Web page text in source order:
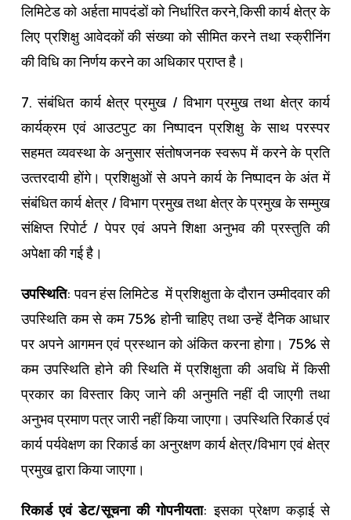
लिमिटेड को अर्हता मापदंडों को निर्धारित करने,किसी कार्य क्षेत्र के
लिए प्रशिक्षु आवेदकों की संख्‍या को सीमित करने तथा स्‍क्रीनिंग
की विधि का निर्णय करने का अधिकार प्राप्‍त है।
7. संबंधित कार्य क्षेत्र प्रमुख / विभाग प्रमुख तथा क्षेत्र कार्य
कार्यक्रम एवं आउटपुट का निष्‍पादन प्रशिक्षु के साथ परस्‍पर
सहमत व्‍यवस्‍था के अनुसार संतोषजनक स्‍वरूप में करने के प्रति
उत्‍तरदायी होंगे। प्रशिक्षुओं से अपने कार्य के निष्‍पादन के अंत में
संबंधित कार्य क्षेत्र / विभाग प्रमुख तथा क्षेत्र के प्रमुख के सम्‍मुख
संक्षिप्‍त रिपोर्ट / पेपर एवं अपने शिक्षा अनुभव की प्रस्‍तुति की
अपेक्षा की गई है।
उपस्थिति: पवन हंस लिमिटेड में प्रशिक्षुता के दौरान उम्‍मीदवार की
उपस्थिति कम से कम 75% होनी चाहिए तथा उन्‍हें दैनिक आधार
पर अपने आगमन एवं प्रस्‍थान को अंकित करना होगा। 75% से
कम उपस्थिति होने की स्थिति में प्रशिक्षुता की अवधि में किसी
प्रकार का विस्‍तार किए जाने की अनुमति नहीं दी जाएगी तथा
अनुभव प्रमाण पत्र जारी नहीं किया जाएगा। उपस्थिति रिकार्ड एवं
कार्य पर्यवेक्षण का रिकार्ड का अनुरक्षण कार्य क्षेत्र/विभाग एवं क्षेत्र
प्रमुख द्वारा किया जाएगा।
रिकार्ड एवं डेट/सूचना की गोपनीयता: इसका प्रेक्षण कड़ाई से